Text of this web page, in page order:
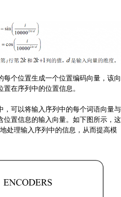
个位置生成一个位置编码向量，该向
在序列中的位置信息。
，可以将输入序列中的每个词语向量与
位置信息的输入向量。如下图所示，这
处理输入序列中的信息，从而提高模